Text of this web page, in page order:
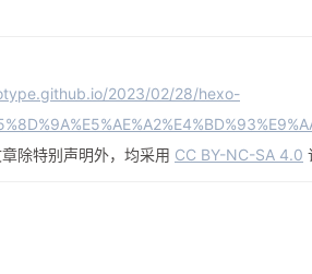
2023/02/28/hexo-
除特别声明外，均采用 CC BY-NC-SA 4.0